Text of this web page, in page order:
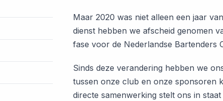
Maar 2020 was niet alleen een jaar
dienst hebben we afscheid genomen
fase voor de Nederlandse Bartenders
Sinds deze verandering hebben we
tussen onze club en onze sponsoren
directe samenwerking stelt ons in